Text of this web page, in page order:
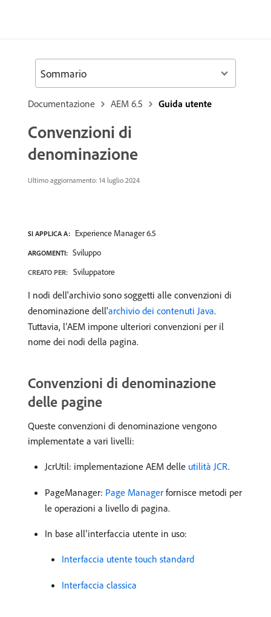
Documentazione AEM 6.5 Guida utente
Convenzioni di
denominazione
Ultimo aggiornamento: 14 luglio 2024
SI APPLICA A: Experience Manager 6.5
ARGOMENTI: Sviluppo
CREATO PER: Sviluppatore
I nodi dell'archivio sono soggetti alle convenzioni di
denominazione dell'archivio dei contenuti Java.
Tuttavia, l’AEM impone ulteriori convenzioni per il
nome dei nodi della pagina.
Convenzioni di denominazione
delle pagine
Queste convenzioni di denominazione vengono
implementate a vari livelli:
JcrUtil: implementazione AEM delle utilità JCR.
PageManager: Page Manager fornisce metodi per
le operazioni a livello di pagina.
In base all’interfaccia utente in uso:
Interfaccia utente touch standard
Interfaccia classica
Sommario